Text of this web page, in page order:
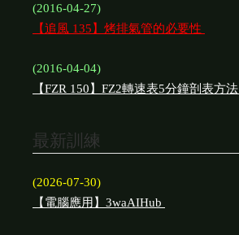
(2016-04-27)
【追風 135】烤排氣管的必要性
(2016-04-04)
【FZR 150】FZ2轉速表5分鐘剖表方法
最新訓練
(2026-07-30)
【電腦應用】3waAIHub